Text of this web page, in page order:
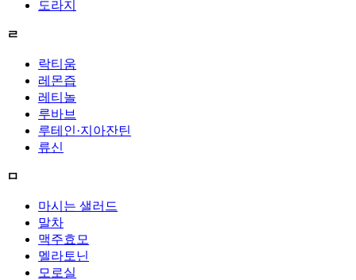
도라지
ㄹ
락티움
레몬즙
레티놀
루바브
루테인·지아잔틴
류신
ㅁ
마시는 샐러드
말차
맥주효모
멜라토닌
모로실